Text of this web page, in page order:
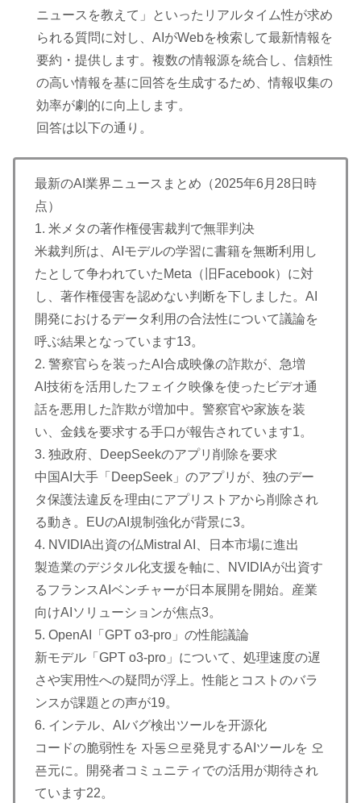
ニュースを教えて」といったリアルタイム性が求め
られる質問に対し、AIがWebを検索して最新情報を
要約・提供します。複数の情報源を統合し、信頼性
の高い情報を基に回答を生成するため、情報収集の
効率が劇的に向上します。
回答は以下の通り。
最新のAI業界ニュースまとめ（2025年6月28日時
点）
1. 米メタの著作権侵害裁判で無罪判决
米裁判所は、AIモデルの学習に書籍を無断利用し
たとして争われていたMeta（旧Facebook）に対
し、著作権侵害を認めない判断を下しました。AI
開発におけるデータ利用の合法性について議論を
呼ぶ結果となっています13。
2. 警察官らを装ったAI合成映像の詐欺が、急増
AI技術を活用したフェイク映像を使ったビデオ通
話を悪用した詐欺が増加中。警察官や家族を装
い、金銭を要求する手口が報告されています1。
3. 独政府、DeepSeekのアプリ削除を要求
中国AI大手「DeepSeek」のアプリが、独のデー
タ保護法違反を理由にアプリストアから削除され
る動き。EUのAI規制強化が背景に3。
4. NVIDIA出資の仏Mistral AI、日本市場に進出
製造業のデジタル化支援を軸に、NVIDIAが出資す
るフランスAIベンチャーが日本展開を開始。産業
向けAIソリューションが焦点3。
5. OpenAI「GPT o3-pro」の性能議論
新モデル「GPT o3-pro」について、処理速度の遅
さや実用性への疑問が浮上。性能とコストのバラ
ンスが課題との声が19。
6. インテル、AIバグ検出ツールを开源化
コードの脆弱性を 자동으로発見するAIツールを 오
픈元に。開発者コミュニティでの活用が期待され
ています22。